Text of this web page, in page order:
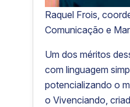
Raquel Frois,
Comunicação e
Um dos méritos
com linguagem
potencializando o
o Vivenciando,